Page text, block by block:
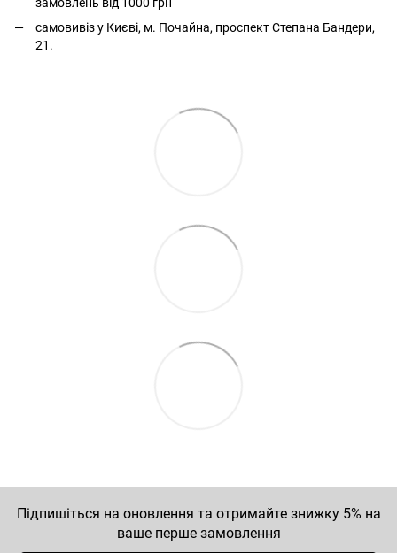
самовивіз у Києві, м. Почайна, проспект Степана Бандери,
21.
Підпишіться на оновлення та отримайте знижку 5% на
ваше перше замовлення